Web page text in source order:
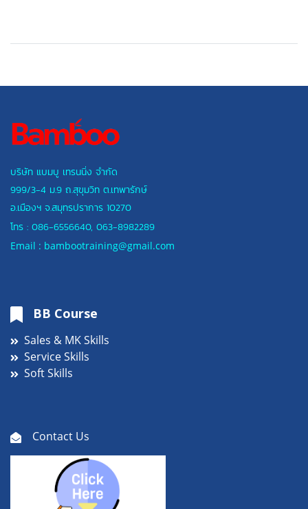
บริษัท แบมบู เทรนนิ่ง จำกัด
999/3-4 ม.9 ถ.สุขุมวิท ต.เทพารักษ์
อ.เมืองฯ จ.สมุทรปราการ 10270
โทร : 086-6556640, 063-8982289
Email : bambootraining@gmail.com
BB Course
Sales & MK Skills
Service Skills
Soft Skills
Contact Us